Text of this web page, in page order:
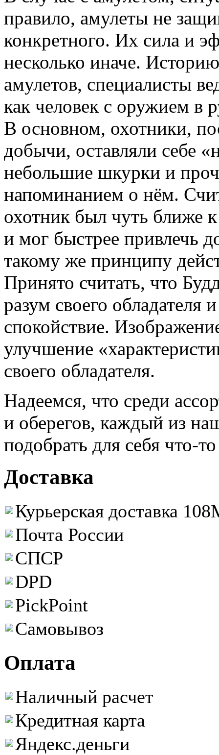
правило, амулеты не
конкретного. Их сила и
несколько иначе.
амулетов, специалисты
как человек с оружием в
В основном, охотники,
добычи, оставляли себе
небольшие шкурки и
напоминанием о нём.
охотник был чуть ближе
и мог быстрее привлечь
такому же принципу
Принято считать, что
разум своего обладателя
спокойствие.
улучшение
своего обладателя.
Надеемся, что среди
и оберегов, каждый из
подобрать для себя что-
Доставка
Курьерская доставка
Почта России
СПСР
DPD
PickPoint
Самовывоз
Оплата
Наличный расчет
Кредитная карта
Яндекс.деньги